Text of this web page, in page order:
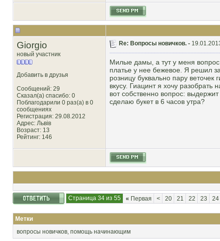
Giorgio
новый участник
Добавить в друзья
Сообщений: 29
Сказал(а) спасибо: 0
Поблагодарили 0 раз(а) в 0
сообщениях
Регистрация: 29.08.2012
Адрес: Львів
Возраст: 13
Рейтинг: 146
Re: Вопросы новичков. -
Милые дамы, а тут у меня вопрос
платье у нее бежевое. Я решил
розницу буквально пару веточек
вкусу. Гиацинт я хочу
вот собственно вопрос:
сделаю букет в 6 часов утра?
Страница 34 из 55 « Первая < 20 21 22 23 24
Метки
вопросы новичков, помощь начинающим